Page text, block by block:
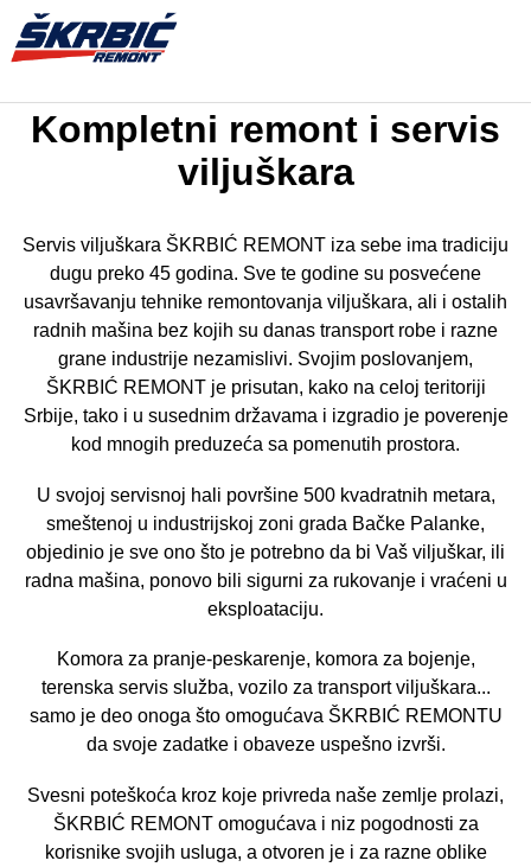
Main
menu
Naslovna
Trakcione baterije
Solar-panel baterije
Servis hidraulike
Gume za viljuškare
Peskarenje
Komora za bojenje
Šlep-služba
Kompletni remont i servis
viljuškara
Servis viljuškara ŠKRBIĆ REMONT iza sebe ima tradiciju
dugu preko 45 godina. Sve te godine su posvećene
usavršavanju tehnike remontovanja viljuškara, ali i ostalih
radnih mašina bez kojih su danas transport robe i razne
grane industrije nezamislivi. Svojim poslovanjem,
ŠKRBIĆ REMONT je prisutan, kako na celoj teritoriji
Srbije, tako i u susednim državama i izgradio je poverenje
kod mnogih preduzeća sa pomenutih prostora.
U svojoj servisnoj hali površine 500 kvadratnih metara,
smeštenoj u industrijskoj zoni grada Bačke Palanke,
objedinio je sve ono što je potrebno da bi Vaš viljuškar, ili
radna mašina, ponovo bili sigurni za rukovanje i vraćeni u
eksploataciju.
Komora za pranje-peskarenje, komora za bojenje,
terenska servis služba, vozilo za transport viljuškara...
samo je deo onoga što omogućava ŠKRBIĆ REMONTU
da svoje zadatke i obaveze uspešno izvrši.
Svesni poteškoća kroz koje privreda naše zemlje prolazi,
ŠKRBIĆ REMONT omogućava i niz pogodnosti za
korisnike svojih usluga, a otvoren je i za razne oblike